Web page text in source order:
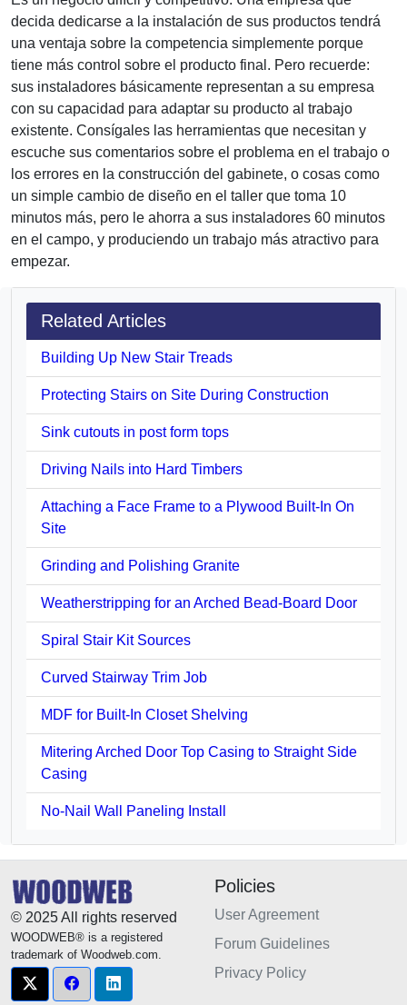
decida dedicarse a la instalación de sus productos tendrá
una ventaja sobre la competencia simplemente porque
tiene más control sobre el producto final. Pero recuerde:
sus instaladores básicamente representan a su empresa
con su capacidad para adaptar su producto al trabajo
existente. Consígales las herramientas que necesitan y
escuche sus comentarios sobre el problema en el trabajo o
los errores en la construcción del gabinete, o cosas como
un simple cambio de diseño en el taller que toma 10
minutos más, pero le ahorra a sus instaladores 60 minutos
en el campo, y produciendo un trabajo más atractivo para
empezar.
Related Articles
Building Up New Stair Treads
Protecting Stairs on Site During Construction
Sink cutouts in post form tops
Driving Nails into Hard Timbers
Attaching a Face Frame to a Plywood Built-In On
Site
Grinding and Polishing Granite
Weatherstripping for an Arched Bead-Board Door
Spiral Stair Kit Sources
Curved Stairway Trim Job
MDF for Built-In Closet Shelving
Mitering Arched Door Top Casing to Straight Side
Casing
No-Nail Wall Paneling Install
© 2025 All rights reserved
WOODWEB® is a registered
trademark of Woodweb.com.
Policies
User Agreement
Forum Guidelines
Privacy Policy